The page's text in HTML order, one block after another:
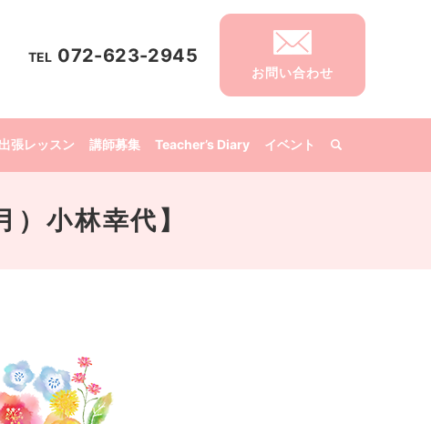
張レッスン 講師募集 Teacher’s Diary イベント
TEL 072-623-2945
お問い合わせ
小林幸代】